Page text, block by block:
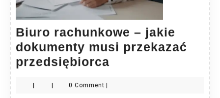
Biuro rachunkowe – jakie
dokumenty musi przekazać
przedsiębiorca
| | 0 Comment |